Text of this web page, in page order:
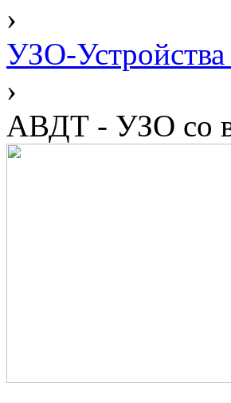
›
УЗО-
›
АВДТ - УЗО со